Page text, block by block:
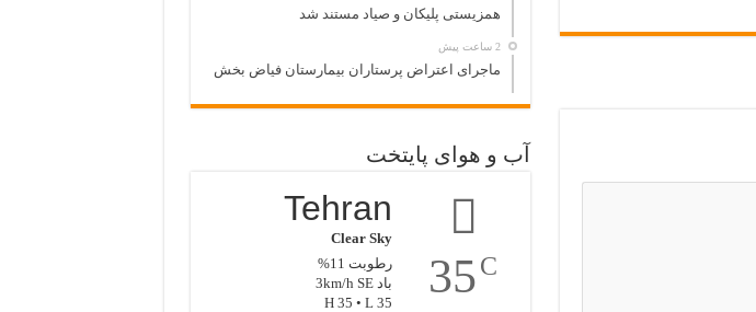
همزیستی پلیکان و صیاد مستند شد
2 ساعت پیش
ماجرای اعتراض پرستاران بیمارستان فیاض بخش
آب و هوای پایتخت
35C
Tehran
Clear Sky
رطوبت 11%
باد 3km/h SE
H 35 • L 35